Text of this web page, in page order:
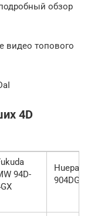
обзор
видео топового
4D
94D-
Huepar
904DG